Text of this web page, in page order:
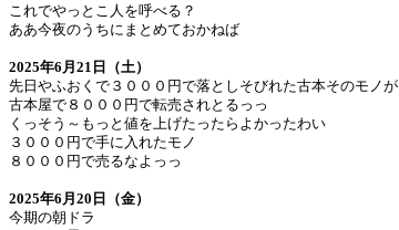
これでやっとこ人を呼べる？
ああ今夜のうちにまとめておかねば
2025年6月21日（土）
先日やふおくで３０００円で落としそびれた古本そのモノが
古本屋で８０００円で転売されとるっっ
くっそう～もっと値を上げたったらよかったわい
３０００円で手に入れたモノ
８０００円で売るなよっっ
2025年6月20日（金）
今期の朝ドラ